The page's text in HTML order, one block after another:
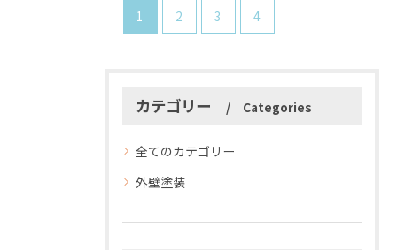
1 2 3 4
カテゴリー Categories
全てのカテゴリー
外壁塗装